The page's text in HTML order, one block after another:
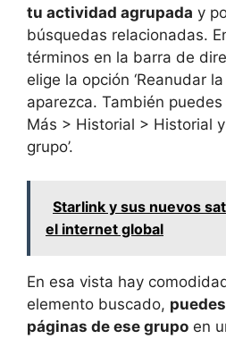
tu actividad agrupada y
búsquedas relacionadas.
términos en la barra de
elige la opción ‘Reanudar
aparezca. También
Más > Historial > Historial
grupo’.
Starlink y sus nuevos
el internet global
En esa vista hay
elemento buscado,
páginas de ese grupo en